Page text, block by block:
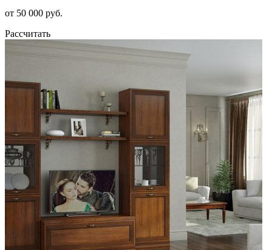
от 50 000 руб.
Рассчитать